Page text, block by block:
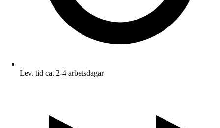
Lev. tid ca. 2-4 arbetsdagar